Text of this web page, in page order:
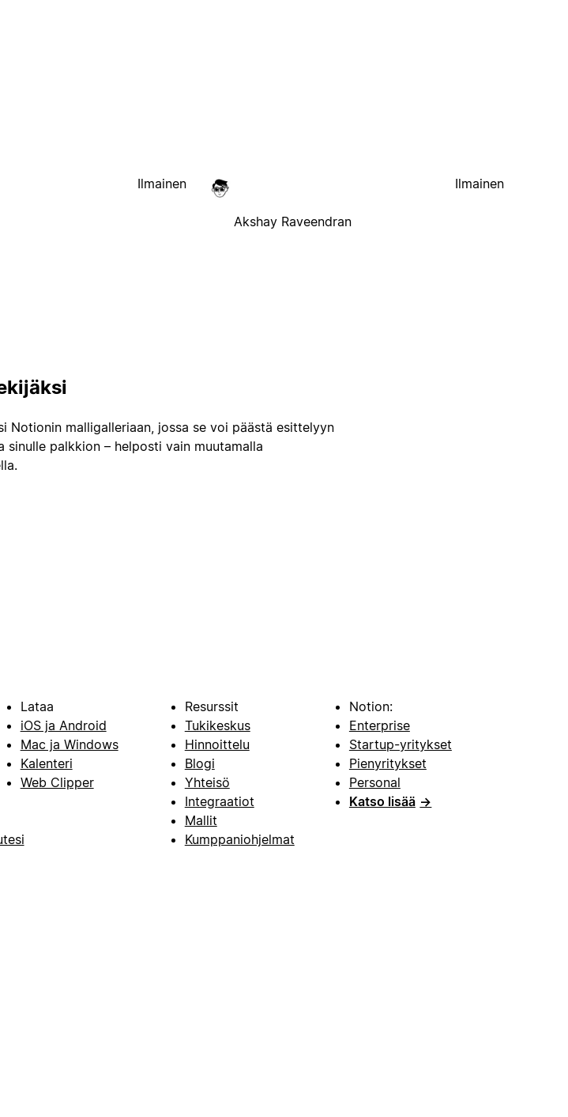
Ilmainen
Akshay Raveendran
Ilmainen
Notionin malligalleriaan, jossa se voi päästä esittelyyn
sinulle palkkion – helposti vain muutamalla
Lataa
iOS ja Android
Mac ja Windows
Kalenteri
Web Clipper
Resurssit
Tukikeskus
Hinnoittelu
Blogi
Yhteisö
Integraatiot
Mallit
Kumppaniohjelmat
Notion:
Enterprise
Startup-yritykset
Pienyritykset
Personal
Katso lisää →